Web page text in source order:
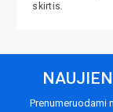
skirtis.
Prenumeruodami